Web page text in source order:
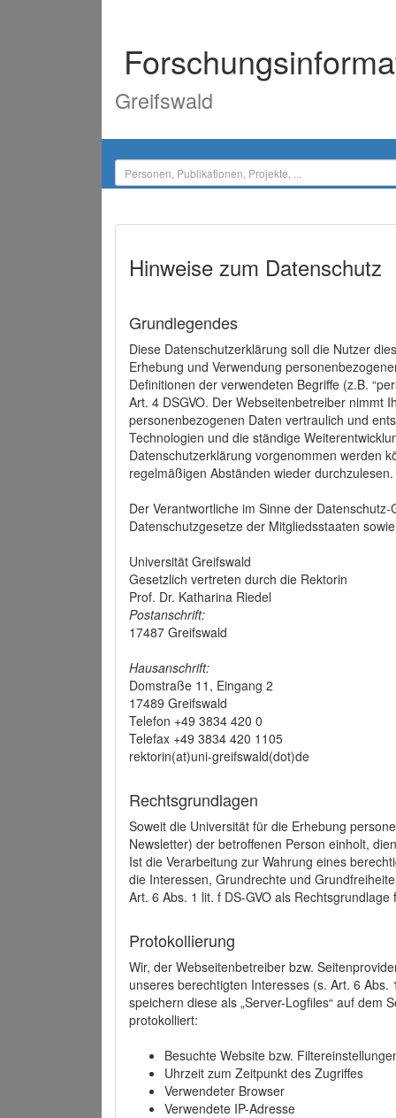
Greifswald
Hinweise zum Datenschutz
Grundlegendes
Diese Datenschutzerklärung soll die Nutzer
Erhebung und Verwendung
Definitionen der verwendeten Begriffe (z.B.
Art. 4 DSGVO. Der Webseitenbetreiber nimmt
personenbezogenen Daten vertraulich und
Technologien und die ständige
Datenschutzerklärung vorgenommen werden
regelmäßigen Abständen wieder durchzulesen.
Der Verantwortliche im Sinne der
Datenschutzgesetze der Mitgliedsstaaten
Universität Greifswald
Gesetzlich vertreten durch die Rektorin
Prof. Dr. Katharina Riedel
Postanschrift:
17487 Greifswald
Hausanschrift:
Domstraße 11, Eingang 2
17489 Greifswald
Telefon +49 3834 420 0
Telefax +49 3834 420 1105
rektorin(at)uni-greifswald(dot)de
Rechtsgrundlagen
Soweit die Universität für die Erhebung
Newsletter) der betroffenen Person einholt,
Ist die Verarbeitung zur Wahrung eines
die Interessen, Grundrechte und
Art. 6 Abs. 1 lit. f DS-GVO als
Protokollierung
Wir, der Webseitenbetreiber bzw.
unseres berechtigten Interesses (s. Art. 6
speichern diese als „Server-Logfiles“ auf dem
protokolliert:
Besuchte Website bzw.
Uhrzeit zum Zeitpunkt des Zugriffes
Verwendeter Browser
Verwendete IP-Adresse